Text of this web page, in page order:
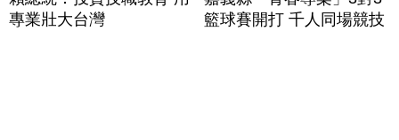
專業壯大台灣
籃球賽開打 千人同場競技